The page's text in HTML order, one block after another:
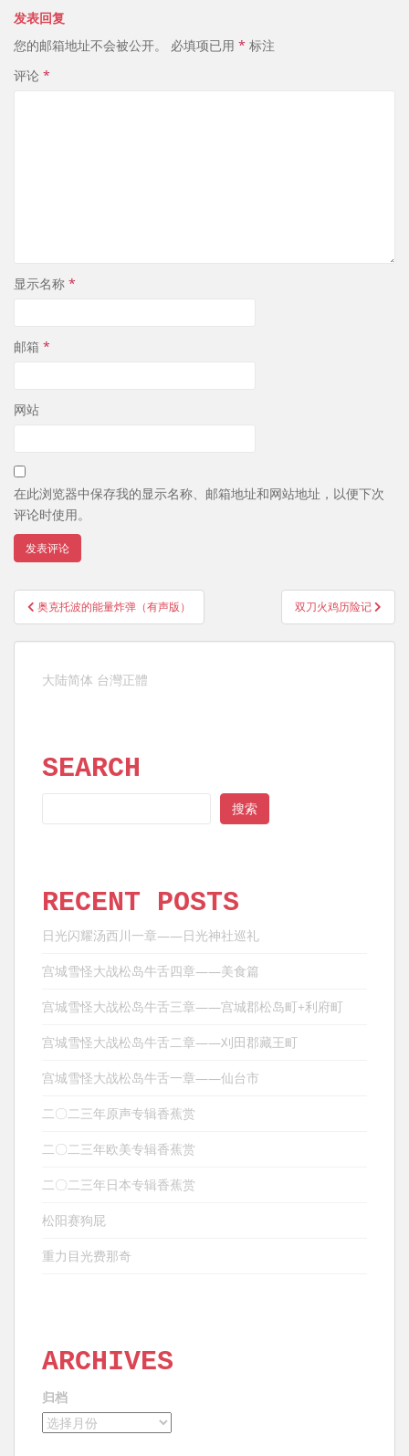
b n
发表回复
您的邮箱地址不会被公开。 必填项已用 * 标注
评论 *
显示名称 *
邮箱 *
网站
在此浏览器中保存我的显示名称、邮箱地址和网站地址，以便下次
评论时使用。
文
章
导
奥克托波的能量炸弹（有声版） 双刀火鸡历险记
大陆简体 台灣正體
SEARCH
搜索
RECENT POSTS
日光闪耀汤西川一章——日光神社巡礼
宫城雪怪大战松岛牛舌四章——美食篇
宫城雪怪大战松岛牛舌三章——宫城郡松岛町+利府町
宫城雪怪大战松岛牛舌二章——刈田郡藏王町
宫城雪怪大战松岛牛舌一章——仙台市
二〇二三年原声专辑香蕉赏
二〇二三年欧美专辑香蕉赏
二〇二三年日本专辑香蕉赏
松阳赛狗屁
重力目光费那奇
ARCHIVES
归档